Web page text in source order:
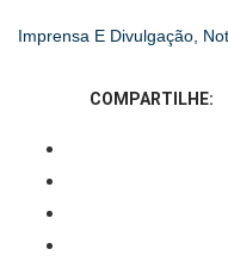
Imprensa E Divulgação,
COMPARTILHE: